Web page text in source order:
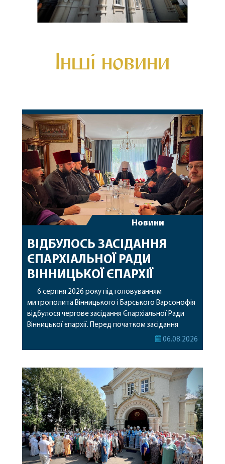
Інші новини
Новини
ВІДБУЛОСЬ ЗАСІДАННЯ
ЄПАРХІАЛЬНОЇ РАДИ
ВІННИЦЬКОЇ ЄПАРХІЇ
6 серпня 2026 року під головуванням
митрополита Вінницького і Барського Варсонофія
відбулося чергове засідання Єпархіальної Ради
Вінницької єпархії. Перед початком засідання
секретар Єпархіальної Ради від імені членів Ради
побажавши йому міцного здоров’я, Божої
допомоги, миру, духовної радості та
благословенних успіхів у подальшому
архіпастирському служінні. […]
06.08.2026